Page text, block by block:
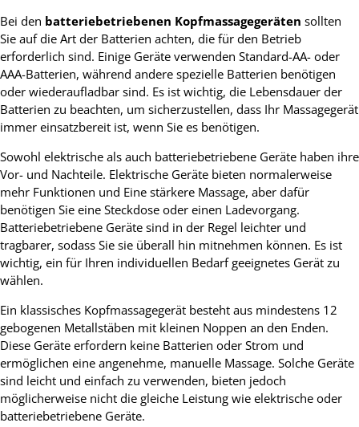
Bei den batteriebetriebenen Kopfmassagegeräten sollten
Sie auf die Art der Batterien achten, die für den Betrieb
erforderlich sind. Einige Geräte verwenden Standard-AA- oder
AAA-Batterien, während andere spezielle Batterien benötigen
oder wiederaufladbar sind. Es ist wichtig, die Lebensdauer der
Batterien zu beachten, um sicherzustellen, dass Ihr Massagegerät
immer einsatzbereit ist, wenn Sie es benötigen.
Sowohl elektrische als auch batteriebetriebene Geräte haben ihre
Vor- und Nachteile. Elektrische Geräte bieten normalerweise
mehr Funktionen und Eine stärkere Massage, aber dafür
benötigen Sie eine Steckdose oder einen Ladevorgang.
Batteriebetriebene Geräte sind in der Regel leichter und
tragbarer, sodass Sie sie überall hin mitnehmen können. Es ist
wichtig, ein für Ihren individuellen Bedarf geeignetes Gerät zu
wählen.
Ein klassisches Kopfmassagegerät besteht aus mindestens 12
gebogenen Metallstäben mit kleinen Noppen an den Enden.
Diese Geräte erfordern keine Batterien oder Strom und
ermöglichen eine angenehme, manuelle Massage. Solche Geräte
sind leicht und einfach zu verwenden, bieten jedoch
möglicherweise nicht die gleiche Leistung wie elektrische oder
batteriebetriebene Geräte.